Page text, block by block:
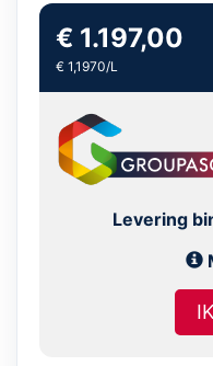
€ 1.197,00
€ 1,1970/L
Levering